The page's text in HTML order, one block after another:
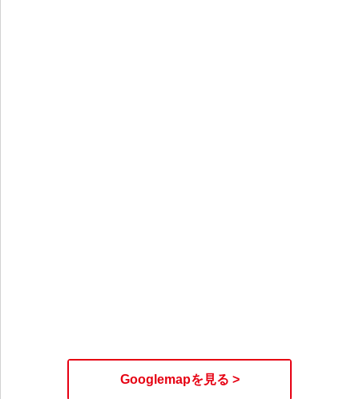
Googlemapを見る >